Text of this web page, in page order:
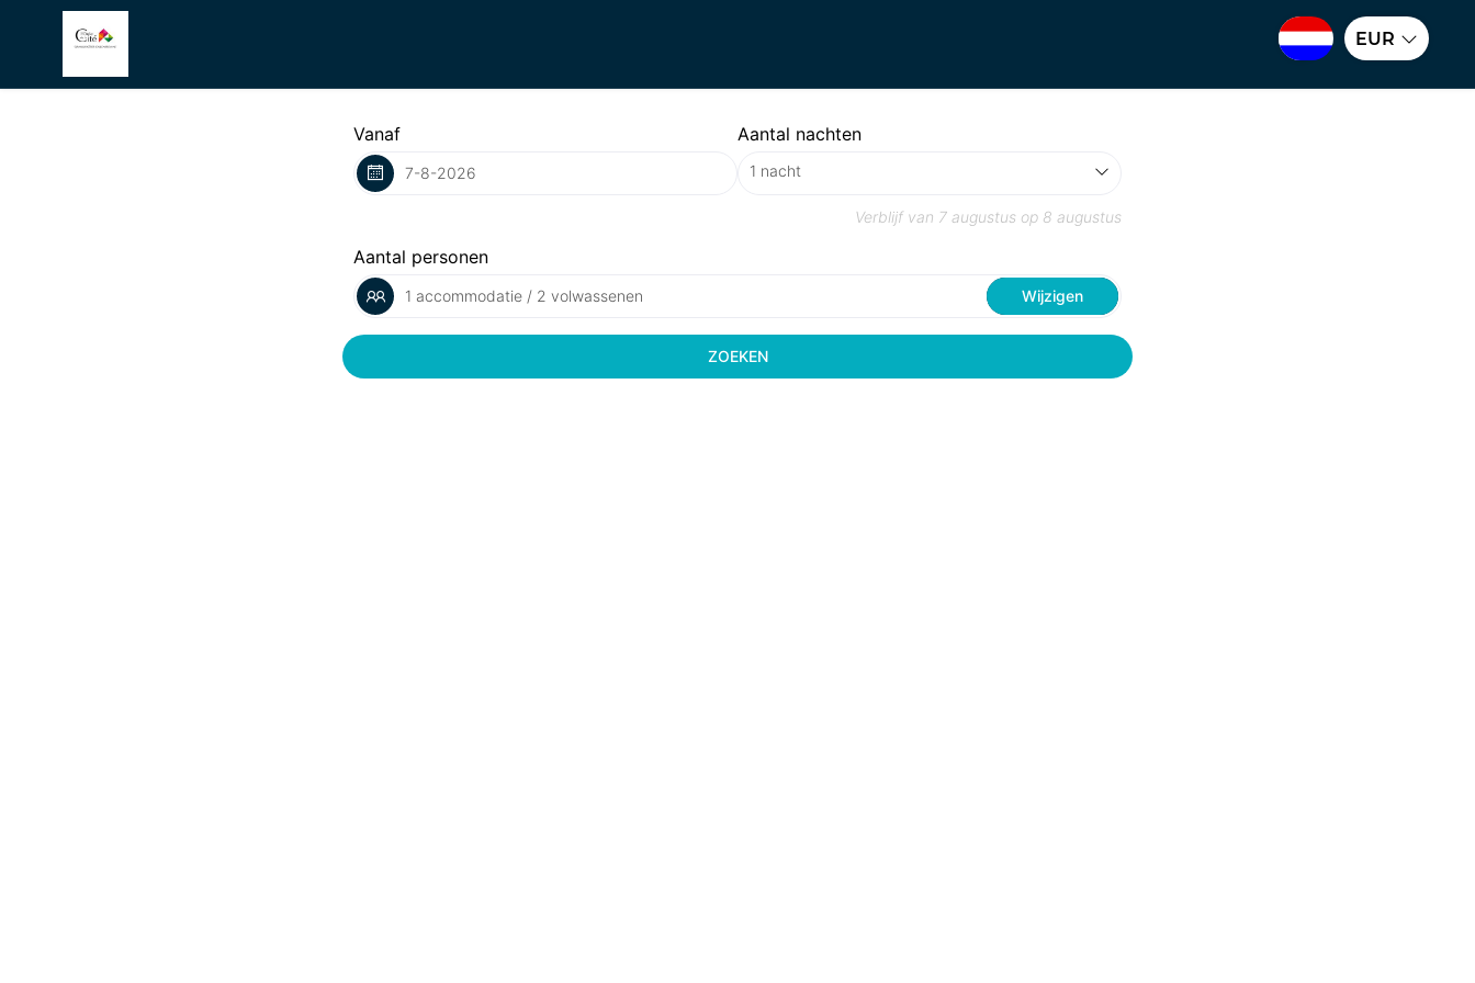
EUR
Vanaf Aantal nachten
Verblijf van 7 augustus op 8 augustus
Aantal personen
1 accommodatie / 2 volwassenen Wijzigen